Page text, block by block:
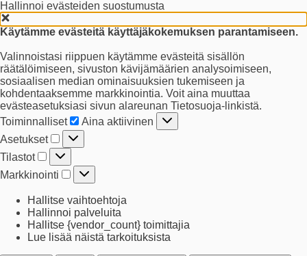
Hallinnoi evästeiden suostumusta
Käytämme evästeitä käyttäjäkokemuksen parantamiseen.
Valinnoistasi riippuen käytämme evästeitä sisällön
räätälöimiseen, sivuston kävijämäärien analysoimiseen,
sosiaalisen median ominaisuuksien tukemiseen ja
kohdentaaksemme markkinointia. Voit aina muuttaa
evästeasetuksiasi sivun alareunan Tietosuoja-linkistä.
Toiminnalliset
Toiminnalliset
Aina aktiivinen
Asetukset
Asetukset
Tilastot
Tilastot
Markkinointi
Markkinointi
Hallitse vaihtoehtoja
Hallinnoi palveluita
Hallitse {vendor_count} toimittajia
Lue lisää näistä tarkoituksista